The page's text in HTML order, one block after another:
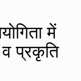
में
व प्रकृति